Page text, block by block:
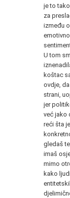
je to
za
između
U tom
koštac
ovdje,
strani,
jer
već jako
reći šta
gledaš
imaš
mimo
kako